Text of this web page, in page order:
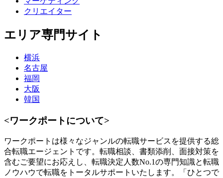
クリエイター
エリア専門サイト
横浜
名古屋
福岡
大阪
韓国
<ワークポートについて>
ワークポートは様々なジャンルの転職サービスを提供する総
合転職エージェントです。転職相談、書類添削、面接対策を
含むご要望にお応えし、転職決定人数No.1の専門知識と転職
ノウハウで転職をトータルサポートいたします。「ひとつで